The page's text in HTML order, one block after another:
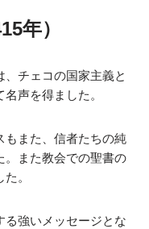
年）
チェコの国家主義と
声を得ました。
もまた、信者たちの純
。また教会での聖書の
。
る強いメッセージとな